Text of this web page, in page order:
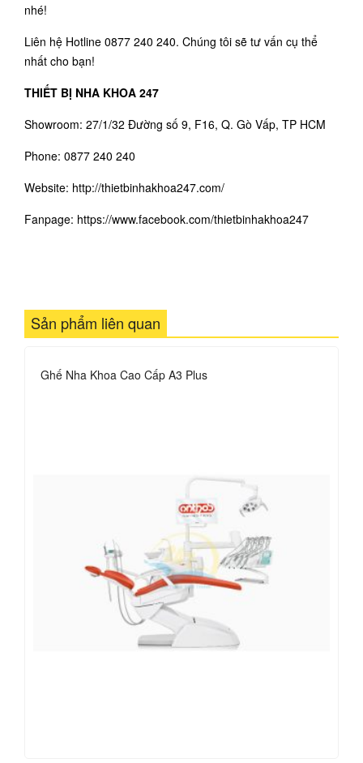
nhé!
Liên hệ Hotline 0877 240 240. Chúng tôi sẽ tư vấn cụ thể
nhất cho bạn!
THIẾT BỊ NHA KHOA 247
Showroom: 27/1/32 Đường số 9, F16, Q. Gò Vấp, TP HCM
Phone: 0877 240 240
Website: http://thietbinhakhoa247.com/
Fanpage: https://www.facebook.com/thietbinhakhoa247
Sản phẩm liên quan
Ghế Nha Khoa Cao Cấp A3 Plus